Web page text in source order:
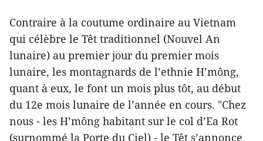
Contraire à la coutume ordinaire au Vietnam
qui célèbre le Têt traditionnel (Nouvel An
lunaire) au premier jour du premier mois
lunaire, les montagnards de l’ethnie H’mông,
quant à eux, le font un mois plus tôt, au début
du 12e mois lunaire de l’année en cours. "Chez
nous - les H’mông habitant sur le col d’Ea Rot
(surnommé la Porte du Ciel) - le Têt s’annonce